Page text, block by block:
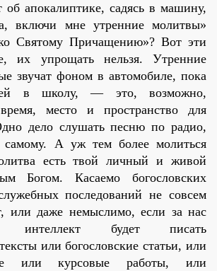
об апокалиптике, садясь в машину,
включи мне утренние молитвы»
Святому Причащению»? Вот эти
их упрощать нельзя. Утренние
звучат фоном в автомобиле, пока
в школу, — это, возможно,
время, место и пространство для
дело слушать песню по радио,
А уж тем более молиться
есть твой личный и живой
Богом. Касаемо богословских
последований не совсем
или даже немыслимо, если за нас
интеллект будет писать
или богословские статьи, или
или курсовые работы, или